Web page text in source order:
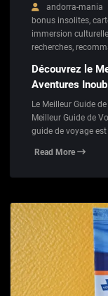
andorra-mania
bonus insolites,
immersion culturelle
recherches,
Découvrez le
Aventures
Le Meilleur Guide
Meilleur Guide de
guide de voyage
Read More